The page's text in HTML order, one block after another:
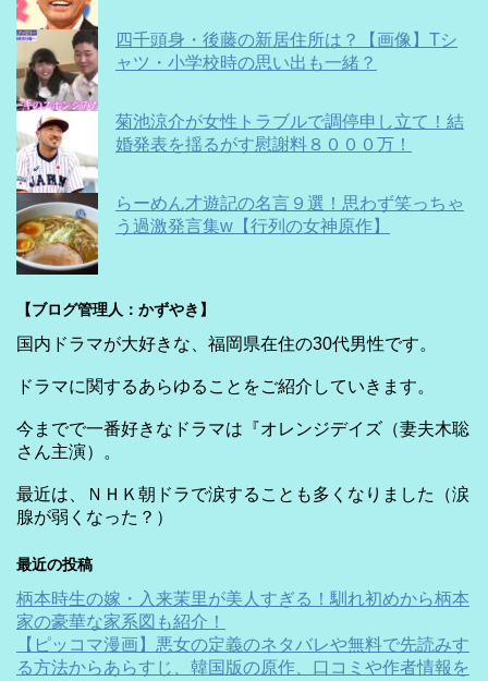
四千頭身・後藤の新居住所は？【画像】Tシ
ャツ・小学校時の思い出も一緒？
菊池涼介が女性トラブルで調停申し立て！結
婚発表を揺るがす慰謝料８０００万！
らーめん才遊記の名言９選！思わず笑っちゃ
う過激発言集w【行列の女神原作】
【ブログ管理人：かずやき】
国内ドラマが大好きな、福岡県在住の30代男性です。
ドラマに関するあらゆることをご紹介していきます。
今までで一番好きなドラマは『オレンジデイズ（妻夫木聡
さん主演）。
最近は、ＮＨＫ朝ドラで涙することも多くなりました（涙
腺が弱くなった？）
最近の投稿
柄本時生の嫁・入来茉里が美人すぎる！馴れ初めから柄本
家の豪華な家系図も紹介！
【ピッコマ漫画】悪女の定義のネタバレや無料で先読みす
る方法からあらすじ、韓国版の原作、口コミや作者情報を